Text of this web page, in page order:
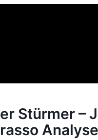
Stürmer –
Analyse